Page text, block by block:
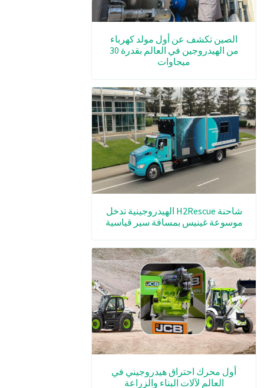
الصين تكشف عن أول مولد كهرباء
من الهيدروجين في العالم بقدرة 30
ميجاوات
شاحنة H2Rescue الهيدروجينية تدخل
موسوعة غينيس بمسافة سير قياسية
أول محرك احتراق هيدروجيني في
العالم لآلات البناء والزراعة